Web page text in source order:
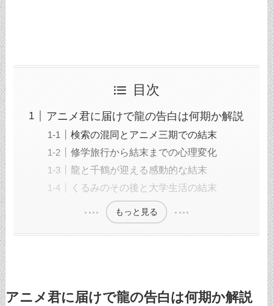
目次
アニメ君に届けで龍の告白は何期か解説
検索の混同とアニメ三期での結末
修学旅行から結末までの心理変化
龍と千鶴が迎える感動的な結末
くるみのその後と大学生活の結末
もっと見る
アニメ君に届けで龍の告白は何期か解説